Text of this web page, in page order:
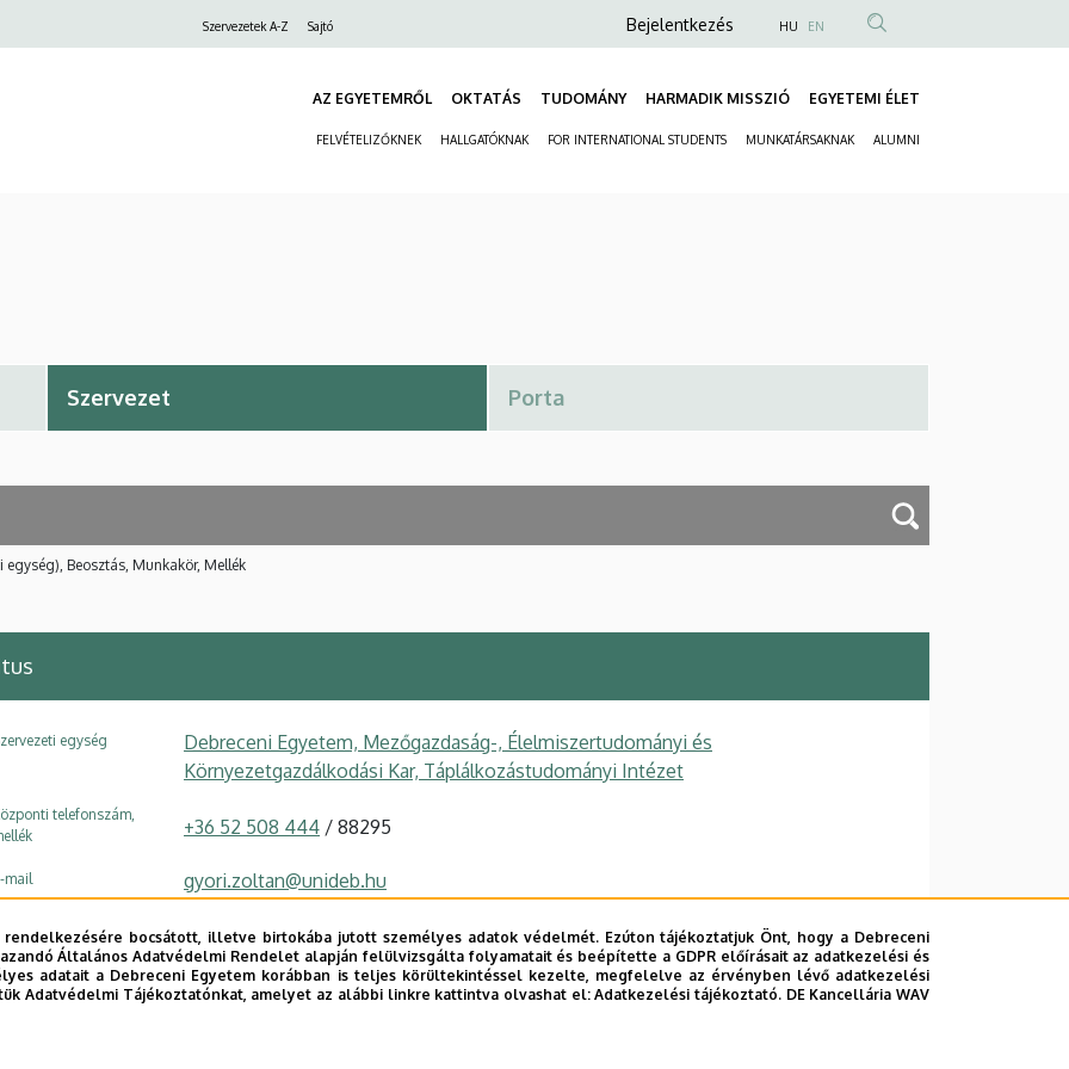
Szervezetek A-Z Sajtó
Anonim
fiók
Bejelentkezés HU EN
AZ EGYETEMRŐL OKTATÁS TUDOMÁNY HARMADIK MISSZIÓ EGYETEMI ÉLET
FELVÉTELIZŐKNEK HALLGATÓKNAK FOR INTERNATIONAL STUDENTS MUNKATÁRSAKNAK ALUMNI
egység), Beosztás, Munkakör, Mellék
egység
Debreceni Egyetem, Mezőgazdaság-, Élelmiszertudományi és
Környezetgazdálkodási Kar, Táplálkozástudományi Intézet
telefonszám,
+36 52 508 444 / 88295
mail gyori.zoltan@unideb.hu
4032 Debrecen, Böszörményi út 138.
emelet, szobaszám "D" épület GTK, 2. emelet, V9
bocsátott, illetve birtokába jutott személyes adatok védelmét. Ezúton tájékoztatjuk Önt, hogy a Debreceni
Általános Adatvédelmi Rendelet alapján felülvizsgálta folyamatait és beépítette a GDPR előírásait az adatkezelési és
adatait a Debreceni Egyetem korábban is teljes körültekintéssel kezelte, megfelelve az érvényben lévő adatkezelési
Adatvédelmi Tájékoztatónkat, amelyet az alábbi linkre kattintva olvashat el:Adatkezelési tájékoztató. DE Kancellária WAV